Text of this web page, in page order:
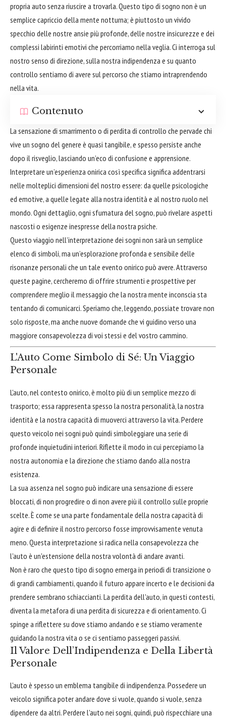
propria auto senza riuscire a trovarla. Questo tipo di sogno non è un
semplice capriccio della mente notturna; è piuttosto un vivido
specchio delle nostre ansie più profonde, delle nostre insicurezze e dei
complessi labirinti emotivi che percorriamo nella veglia. Ci interroga sul
nostro senso di direzione, sulla nostra indipendenza e su quanto
controllo sentiamo di avere sul percorso che stiamo intraprendendo
nella vita.
Contenuto
La sensazione di smarrimento o di perdita di controllo che pervade chi
vive un sogno del genere è quasi tangibile, e spesso persiste anche
dopo il risveglio, lasciando un’eco di confusione e apprensione.
Interpretare un’esperienza onirica così specifica significa addentrarsi
nelle molteplici dimensioni del nostro essere: da quelle psicologiche
ed emotive, a quelle legate alla nostra identità e al nostro ruolo nel
mondo. Ogni dettaglio, ogni sfumatura del sogno, può rivelare aspetti
nascosti o esigenze inespresse della nostra psiche.
Questo viaggio nell’interpretazione dei sogni non sarà un semplice
elenco di simboli, ma un’esplorazione profonda e sensibile delle
risonanze personali che un tale evento onirico può avere. Attraverso
queste pagine, cercheremo di offrire strumenti e prospettive per
comprendere meglio il messaggio che la nostra mente inconscia sta
tentando di comunicarci. Speriamo che, leggendo, possiate trovare non
solo risposte, ma anche nuove domande che vi guidino verso una
maggiore consapevolezza di voi stessi e del vostro cammino.
L'Auto Come Simbolo di Sé: Un Viaggio
Personale
L'auto, nel contesto onirico, è molto più di un semplice mezzo di
trasporto; essa rappresenta spesso la nostra personalità, la nostra
identità e la nostra capacità di muoverci attraverso la vita. Perdere
questo veicolo nei sogni può quindi simboleggiare una serie di
profonde inquietudini interiori. Riflette il modo in cui percepiamo la
nostra autonomia e la direzione che stiamo dando alla nostra
esistenza.
La sua assenza nel sogno può indicare una sensazione di essere
bloccati, di non progredire o di non avere più il controllo sulle proprie
scelte. È come se una parte fondamentale della nostra capacità di
agire e di definire il nostro percorso fosse improvvisamente venuta
meno. Questa interpretazione si radica nella consapevolezza che
l'auto è un'estensione della nostra volontà di andare avanti.
Non è raro che questo tipo di sogno emerga in periodi di transizione o
di grandi cambiamenti, quando il futuro appare incerto e le decisioni da
prendere sembrano schiaccianti. La perdita dell'auto, in questi contesti,
diventa la metafora di una perdita di sicurezza e di orientamento. Ci
spinge a riflettere su dove stiamo andando e se stiamo veramente
guidando la nostra vita o se ci sentiamo passeggeri passivi.
Il Valore Dell’Indipendenza e Della Libertà
Personale
L'auto è spesso un emblema tangibile di indipendenza. Possedere un
veicolo significa poter andare dove si vuole, quando si vuole, senza
dipendere da altri. Perdere l'auto nei sogni, quindi, può rispecchiare una